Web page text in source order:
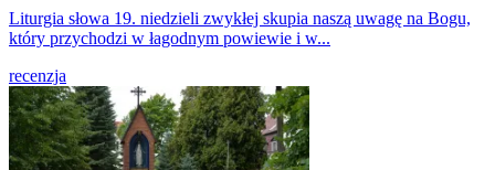
Liturgia słowa 19. niedzieli zwykłej skupia naszą uwagę na Bogu,
który przychodzi w łagodnym powiewie i w...
recenzja